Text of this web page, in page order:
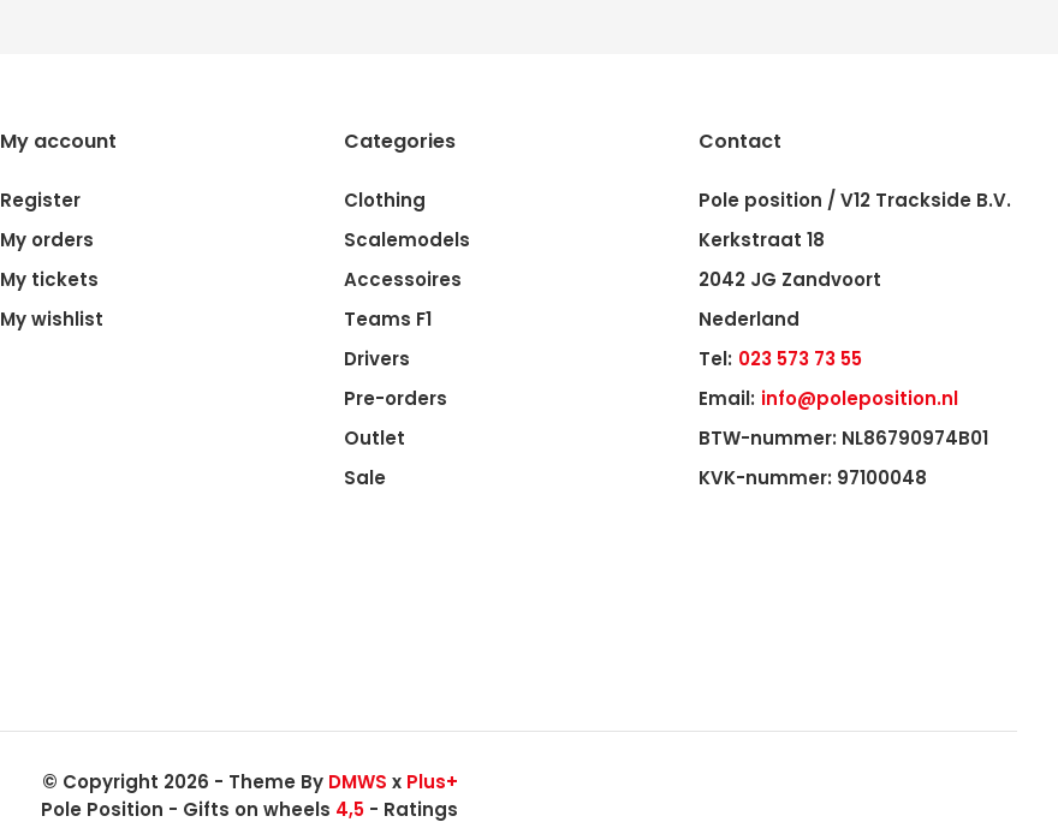
My account
Register
My orders
My tickets
My wishlist
Categories
Clothing
Scalemodels
Accessoires
Teams F1
Drivers
Pre-orders
Outlet
Sale
Contact
Pole position / V12 Trackside B.V.
Kerkstraat 18
2042 JG Zandvoort
Nederland
Tel: 023 573 73 55
Email: info@poleposition.nl
BTW-nummer: NL86790974B01
KVK-nummer: 97100048
© Copyright 2026 - Theme By DMWS x Plus+
Pole Position - Gifts on wheels 4,5 - Ratings